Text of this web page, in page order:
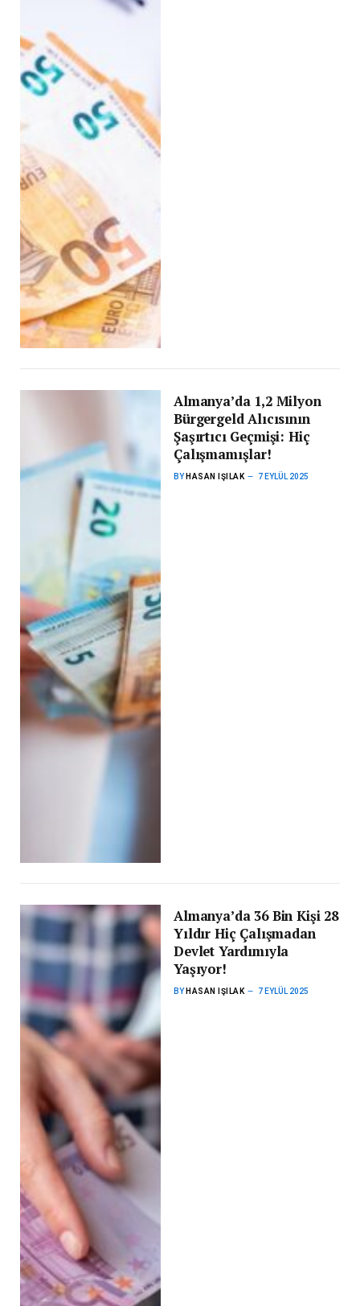
Almanya’da 1,2 Milyon
Bürgergeld Alıcısının
Şaşırtıcı Geçmişi: Hiç
Çalışmamışlar!
BY HASAN IŞILAK 7 EYLÜL 2025
Almanya’da 36 Bin Kişi 28
Yıldır Hiç Çalışmadan
Devlet Yardımıyla
Yaşıyor!
BY HASAN IŞILAK 7 EYLÜL 2025